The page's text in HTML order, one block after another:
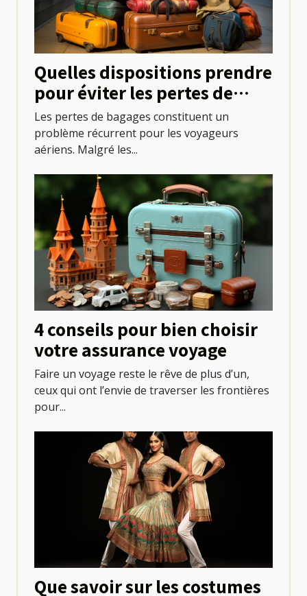
Quelles dispositions prendre
pour éviter les pertes de
bagages lors des voyages en
avion ?
Les pertes de bagages constituent un
problème récurrent pour les voyageurs
aériens. Malgré les...
4 conseils pour bien choisir
votre assurance voyage
Faire un voyage reste le rêve de plus d’un,
ceux qui ont l’envie de traverser les frontières
pour...
Que savoir sur les costumes